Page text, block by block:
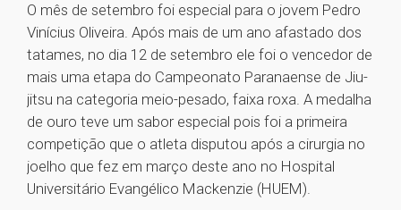
O mês de setembro foi especial para o jovem Pedro
Vinícius Oliveira. Após mais de um ano afastado dos
tatames, no dia 12 de setembro ele foi o vencedor de
mais uma etapa do Campeonato Paranaense de Jiu-
jitsu na categoria meio-pesado, faixa roxa. A medalha
de ouro teve um sabor especial pois foi a primeira
competição que o atleta disputou após a cirurgia no
joelho que fez em março deste ano no Hospital
Universitário Evangélico Mackenzie (HUEM).